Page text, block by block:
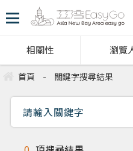
首頁 - 關鍵字搜尋結果
相關性 瀏覽